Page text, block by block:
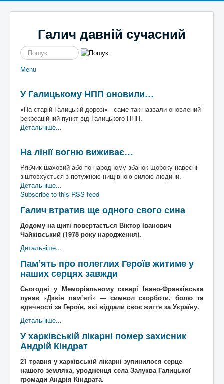
Галич давній сучасний
пошук
Menu
ЕкономікаІ сміх і сЛьози
Кримінал
Так сі не робе
Наше містоЧим жиє
СпортТо сила
Культура
ВолонтерствоЧас для інших
Надзвичайні подіїШо сі стало
Галич
ПостатіХто там
Художники
Діячі
Постаті війни
Архітектура
Відео
Події
Історія сіл
Туриз
Онлайн трансляціїДивимосі разом
ВідеоПогляд згори
Додати блог
Любителям писанини
Галицькі рагуліЗнайомство з "князьками"
НаболілеПіднімаємо проблеми
Роздуми за кавоюМрії та спогади
Різне
Порадник
Воло
проек
т"Гал
ич
сучасний"
Галичфест
Гукніть
У Галицькому НПП оновили…
«На старій Галицькій дорозі» - саме так назвали оновлений
рекреаційний пункт від Галицького НПП.
Детальніше...
На лінії вогню виживає…
Рябчик шаховий або по народному збанок щороку навесні
зіштовхується з потужною нищівною силою людини.
Детальніше...
Subscribe to this RSS feed
Галич втратив ще одного свого сина
Додому на щиті повертається Віктор Іванович
Чайківський (1978 року народження).
Детальніше...
Пам’ять про полеглих Героїв житиме у
наших серцях завжди
Сьогодні у Меморіальному сквері Івано-Франківська
лунав «Дзвін пам’яті» — символ скорботи, болю та
вдячності за Героїв, які віддали своє життя за Україну.
Детальніше...
У харківській лікарні помер захисник
Андрій Кіндрат
21 травня у харківській лікарні зупинилося серце
нашого земляка, уродженця села Залуква Галицької
громади Андрія Кіндрата.